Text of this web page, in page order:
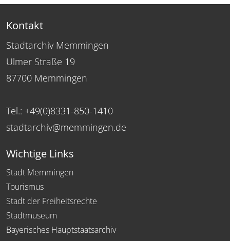
Kontakt
Stadtarchiv Memmingen
Ulmer Straße 19
87700 Memmingen
Tel.: +49(0)8331-850-1410
stadtarchiv@memmingen.de
Wichtige Links
Stadt Memmingen
Tourismus
Stadt der Freiheitsrechte
Stadtmuseum
Bayerisches Hauptstaatsarchiv